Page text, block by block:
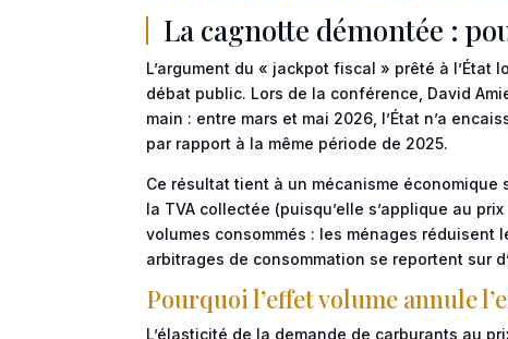
La cagnotte démontée :
L’argument du « jackpot fiscal » prêté à
débat public. Lors de la conférence, David
main : entre mars et mai 2026, l’État n’a
par rapport à la même période de 2025.
Ce résultat tient à un mécanisme
la TVA collectée (puisqu’elle s’applique au
volumes consommés : les ménages
arbitrages de consommation se reportent sur
Pourquoi l’effet volume annule
L’élasticité de la demande de carburants au